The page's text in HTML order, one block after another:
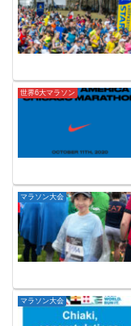
世界6大マラソン
マラソン大会
マラソン大会